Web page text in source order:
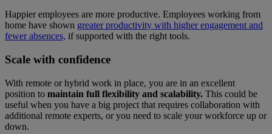
Happier employees are more productive. Employees working from
home have shown greater productivity with higher engagement and
fewer absences, if supported with the right tools.
Scale with confidence
With remote or hybrid work in place, you are in an excellent
position to maintain full flexibility and scalability. This could be
useful when you have a big project that requires collaboration with
additional remote experts, or you need to scale your workforce up or
down.